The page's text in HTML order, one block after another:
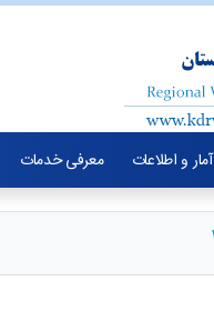
آمار و اطلاعات معرفی خدمات